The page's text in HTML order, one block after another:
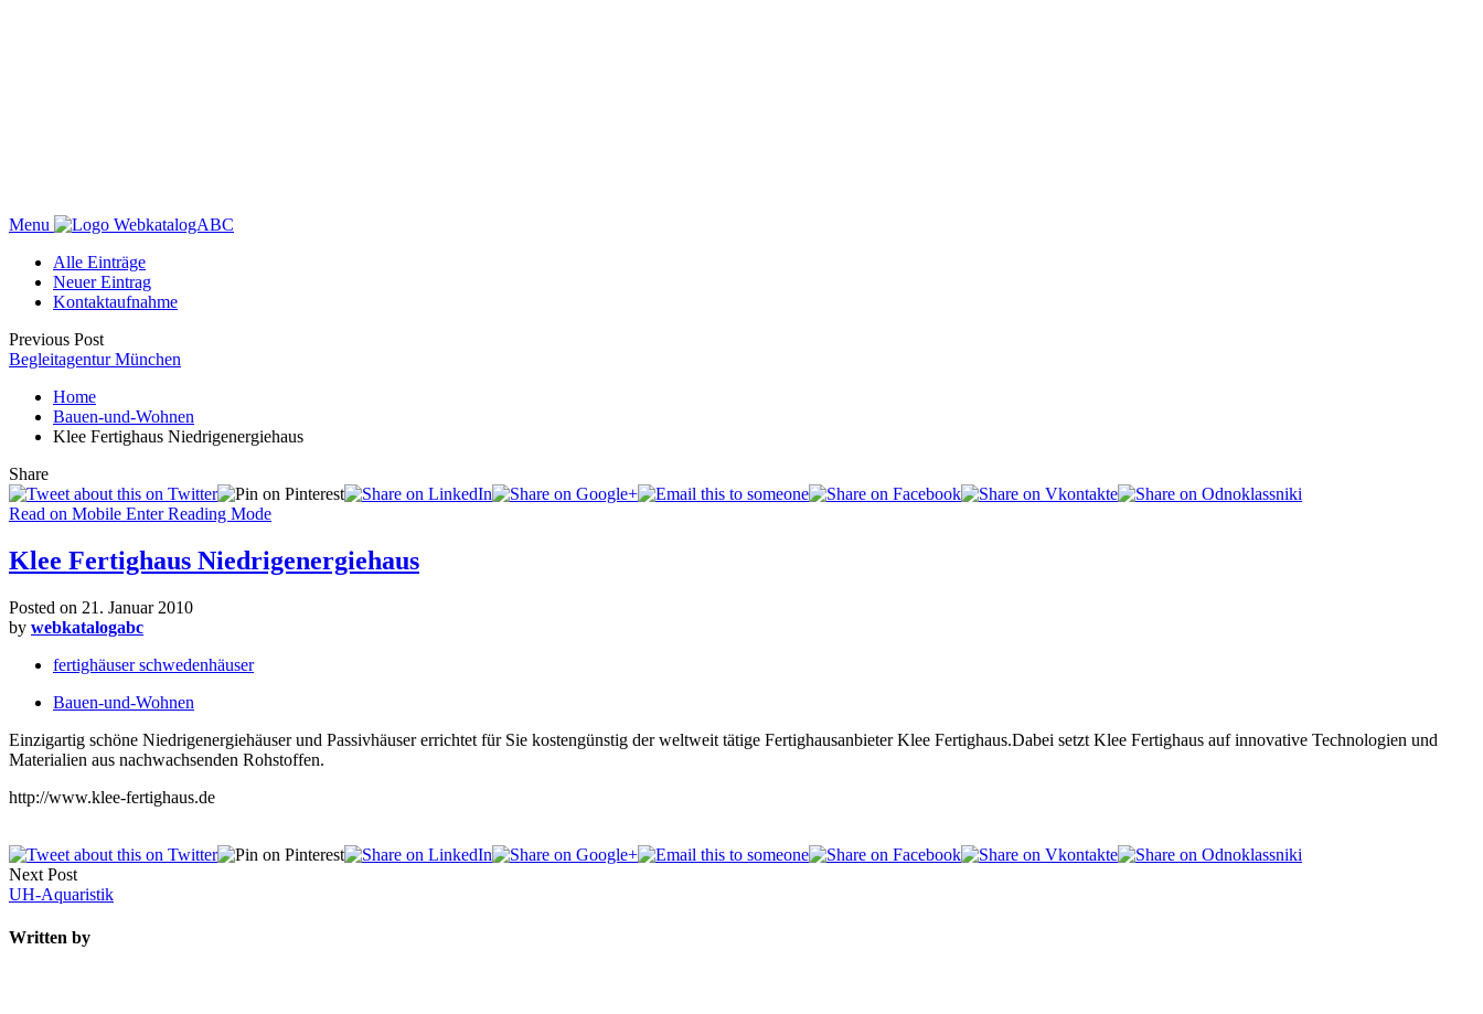
Menu
WebkatalogABC
Alle Einträge
Neuer Eintrag
Kontaktaufnahme
Previous Post
Begleitagentur München
Home
Bauen-und-Wohnen
Klee Fertighaus Niedrigenergiehaus
Share
Read on Mobile Enter Reading Mode
Klee Fertighaus Niedrigenergiehaus
Posted on 21. Januar 2010
by webkatalogabc
fertighäuser schwedenhäuser
Bauen-und-Wohnen
Einzigartig schöne Niedrigenergiehäuser und Passivhäuser errichtet für Sie kostengünstig der weltweit tätige Fertighausanbieter Klee Fertighaus.Dabei setzt Klee Fertighaus auf innovative Technologien und
Materialien aus nachwachsenden Rohstoffen.
http://www.klee-fertighaus.de
Next Post
UH-Aquaristik
Written by